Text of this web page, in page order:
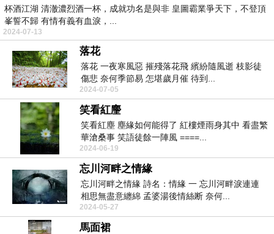
杯酒江湖 清澈濃烈酒一杯，成就功名是與非 皇圖霸業爭天下，不登頂
峯誓不歸 有情有義有血淚，...
2024-07-13
落花
落花 一夜寒風惡 摧殘落花飛 繽紛隨風逝 枝影徒
傷悲 奈何季節易 怎堪歲月催 待到...
2024-07-05
笑看紅麈
笑看紅塵 塵緣如何能得了 紅樓煙雨身其中 看盡繁
華滄桑事 笑語徒餘一陣風 ====...
2024-06-19
忘川河畔之情緣
忘川河畔之情緣 詩名：情緣 一 忘川河畔淚連連
相思無盡意纏綿 孟婆湯後情絲断 奈何...
2024-05-27
馬面裙